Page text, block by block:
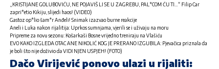
„KRISTIJANE GOLUBOVIĆU, NE POJAVIŠ LI SE U ZAGREBU, PAL*COM ĆU TI…“ Filip Car
zapri*etio Kikiju, slijedi haos! (VIDEO)
Gastoz op*lio šam*r Anđeli! Snimak izazvao burne reakcije
Aneli i Luka nakon rijalitija: Uprkos sumnjama, vjerili se i uživaju na moru
Pripreme za novu sezonu: Košarkaši Bosne vrijedno treniraju na Vlašiću
EVO KAKO IZGLEDA OTAC ANE NIKOLIĆ KOG JE PRERANO IZGUBILA: Pjevačica priznala da
je boli što nije doživio da VIDI NJEN USPJEH! (FOTO)
Dačo Virijević ponovo ulazi u rijaliti: